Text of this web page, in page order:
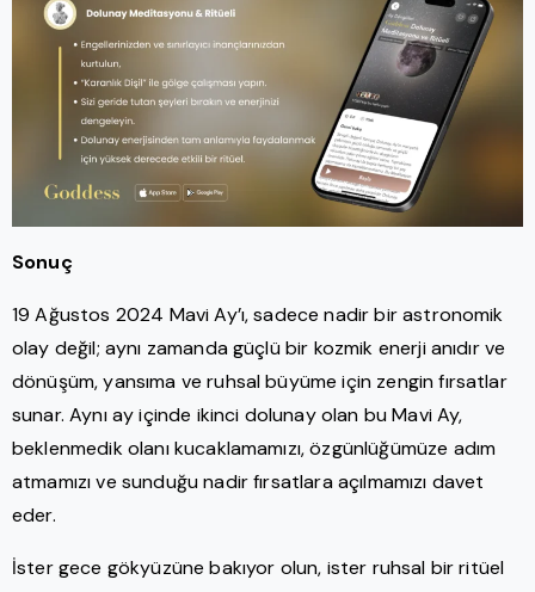
Sonuç
19 Ağustos 2024 Mavi Ay’ı, sadece nadir bir astronomik
olay değil; aynı zamanda güçlü bir kozmik enerji anıdır ve
dönüşüm, yansıma ve ruhsal büyüme için zengin fırsatlar
sunar. Aynı ay içinde ikinci dolunay olan bu Mavi Ay,
beklenmedik olanı kucaklamamızı, özgünlüğümüze adım
atmamızı ve sunduğu nadir fırsatlara açılmamızı davet
eder.
İster gece gökyüzüne bakıyor olun, ister ruhsal bir ritüel